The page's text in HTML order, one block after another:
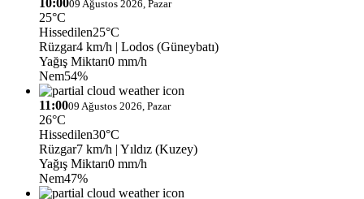
09 Ağustos 2026, Pazar
25°C
Hissedilen25°C
Rüzgar4 km/h | Lodos (Güneybatı)
Yağış Miktarı0 mm/h
Nem54%
11:0009 Ağustos 2026, Pazar
26°C
Hissedilen30°C
Rüzgar7 km/h | Yıldız (Kuzey)
Yağış Miktarı0 mm/h
Nem47%